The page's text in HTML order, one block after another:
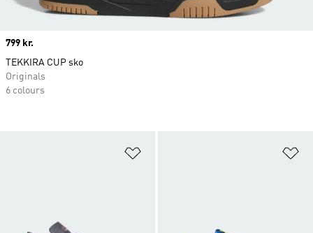
Price
799 kr.
TEKKIRA CUP sko
Originals
6 colours